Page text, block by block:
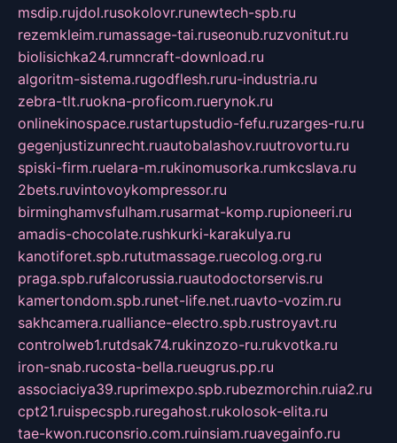
msdip.rujdol.rusokolovr.runewtech-spb.ru
rezemkleim.rumassage-tai.ruseonub.ruzvonitut.ru
biolisichka24.rumncraft-download.ru
algoritm-sistema.rugodflesh.ruru-industria.ru
zebra-tlt.ruokna-proficom.ruerynok.ru
onlinekinospace.rustartupstudio-fefu.ruzarges-ru.ru
gegenjustizunrecht.ruautobalashov.ruutrovortu.ru
spiski-firm.ruelara-m.rukinomusorka.rumkcslava.ru
2bets.ruvintovoykompressor.ru
birminghamvsfulham.rusarmat-komp.rupioneeri.ru
amadis-chocolate.rushkurki-karakulya.ru
kanotiforet.spb.rututmassage.ruecolog.org.ru
praga.spb.rufalcorussia.ruautodoctorservis.ru
kamertondom.spb.runet-life.net.ruavto-vozim.ru
sakhcamera.rualliance-electro.spb.rustroyavt.ru
controlweb1.rutdsak74.rukinzozo-ru.rukvotka.ru
iron-snab.rucosta-bella.rueugrus.pp.ru
associaciya39.ruprimexpo.spb.rubezmorchin.ruia2.ru
cpt21.ruispecspb.ruregahost.rukolosok-elita.ru
tae-kwon.ruconsrio.com.ruinsiam.ruavegainfo.ru